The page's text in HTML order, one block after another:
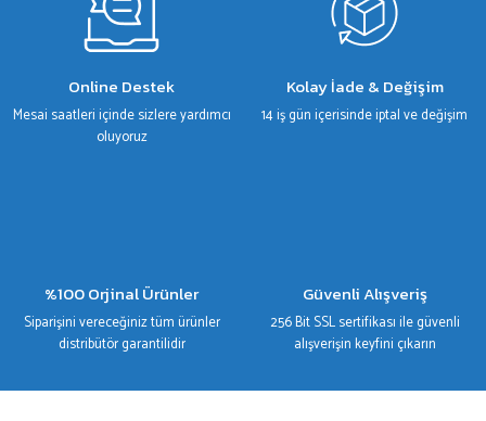
Online Destek
Mesai saatleri içinde sizlere yardımcı
oluyoruz
Kolay İade & Değişim
14 iş gün içerisinde iptal ve değişim
%100 Orjinal Ürünler
Siparişini vereceğiniz tüm ürünler
distribütör garantilidir
Güvenli Alışveriş
256 Bit SSL sertifikası ile güvenli
alışverişin keyfini çıkarın